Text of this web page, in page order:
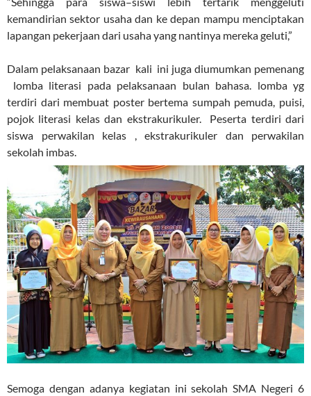
kemandirian sektor usaha dan ke depan mampu menciptakan
lapangan pekerjaan dari usaha yang nantinya mereka geluti,”
Dalam pelaksanaan bazar kali ini juga diumumkan pemenang
lomba literasi pada pelaksanaan bulan bahasa. lomba yg
terdiri dari membuat poster bertema sumpah pemuda, puisi,
pojok literasi kelas dan ekstrakurikuler. Peserta terdiri dari
siswa perwakilan kelas , ekstrakurikuler dan perwakilan
sekolah imbas.
Semoga dengan adanya kegiatan ini sekolah SMA Negeri 6